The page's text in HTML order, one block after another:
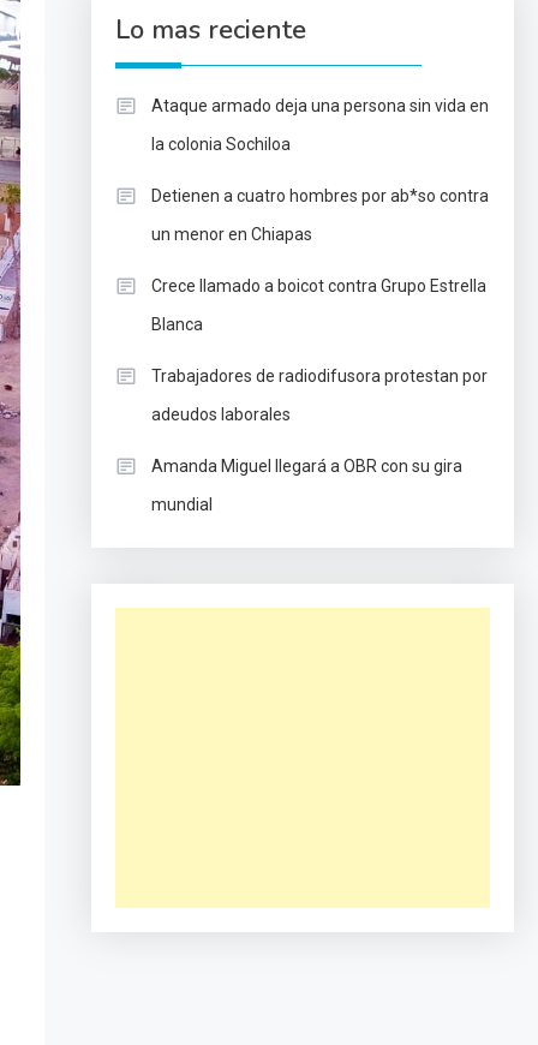
Lo mas reciente
Ataque armado deja una persona sin vida en
la colonia Sochiloa
Detienen a cuatro hombres por ab*so contra
un menor en Chiapas
Crece llamado a boicot contra Grupo Estrella
Blanca
Trabajadores de radiodifusora protestan por
adeudos laborales
Amanda Miguel llegará a OBR con su gira
mundial